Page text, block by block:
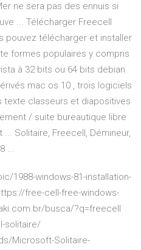
ne sera pas des ennuis si
... Télécharger Freecell
pouvez télécharger et installer
formes populaires y compris
à 32 bits ou 64 bits debian
mac os 10 , trois logiciels
classeurs et diapositives
/ suite bureautique libre
Solitaire, Freecell, Démineur,
...
1988-windows-81-installation-
free-cell-free-windows-
busca/?q=freecell
solitaire/
Microsoft-Solitaire-